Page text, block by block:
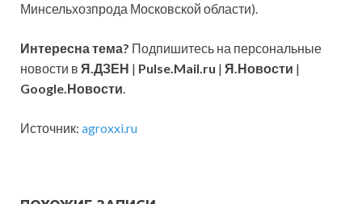
Минсельхозпрода Московской области).
Интересна тема? Подпишитесь на персональные
новости в Я.ДЗЕН | Pulse.Mail.ru | Я.Новости |
Google.Новости.
Источник: agroxxi.ru